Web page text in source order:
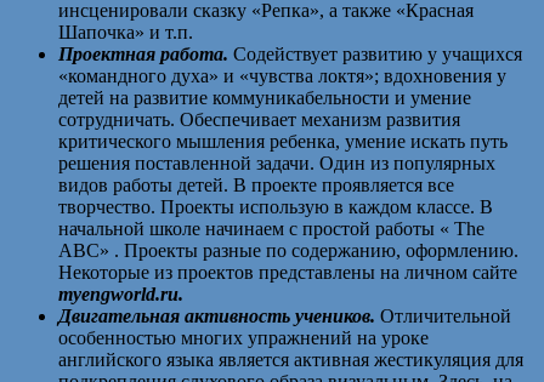
инсценировали сказку «Репка», а также «Красная
Шапочка» и т.п.
Проектная работа. Содействует развитию у учащихся
«командного духа» и «чувства локтя»; вдохновения у
детей на развитие коммуникабельности и умение
сотрудничать. Обеспечивает механизм развития
критического мышления ребенка, умение искать путь
решения поставленной задачи. Один из популярных
видов работы детей. В проекте проявляется все
творчество. Проекты использую в каждом классе. В
начальной школе начинаем с простой работы « The
ABC» . Проекты разные по содержанию, оформлению.
Некоторые из проектов представлены на личном сайте
myengworld.ru.
Двигательная активность учеников. Отличительной
особенностью многих упражнений на уроке
английского языка является активная жестикуляция для